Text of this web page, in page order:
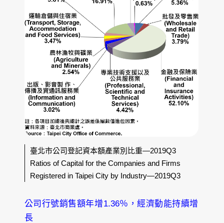
臺北市公司登記資本額產業別比重—2019Q3
Ratios of Capital for the Companies and Firms
Registered in Taipei City by Industry—2019Q3
公司行號銷售額年增1.36％，經濟動能持續增
長